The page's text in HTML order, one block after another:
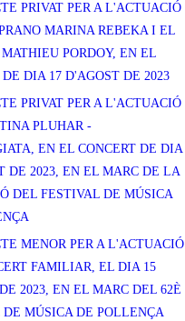
PRIVAT PER A L'ACTUACIÓ
MARINA REBEKA I EL
PORDOY, EN EL
DE DIA 17 D'AGOST DE 2023
PRIVAT PER A L'ACTUACIÓ
PLUHAR -
EN EL CONCERT DE DIA
DE 2023, EN EL MARC DE LA
DEL FESTIVAL DE MÚSICA
MENOR PER A L'ACTUACIÓ
FAMILIAR, EL DIA 15
2023, EN EL MARC DEL 62È
DE MÚSICA DE POLLENÇA